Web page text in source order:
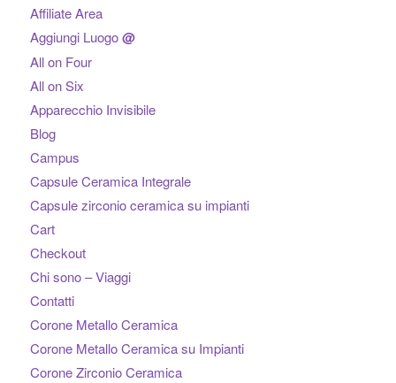
Affiliate Area
Aggiungi Luogo@
All on Four
All on Six
Apparecchio Invisibile
Blog
Campus
Capsule Ceramica Integrale
Capsule zirconio ceramica su impianti
Cart
Checkout
Chi sono – Viaggi
Contatti
Corone Metallo Ceramica
Corone Metallo Ceramica su Impianti
Corone Zirconio Ceramica